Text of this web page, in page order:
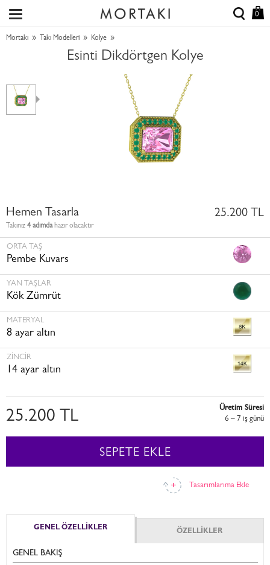
0
Mortakı » Takı Modelleri » Kolye »
Esinti Dikdörtgen Kolye
Hemen Tasarla
Takınız 4 adımdahazır olacaktır
25.200 TL
ORTA TAŞ
Pembe Kuvars
YAN TAŞLAR
Kök Zümrüt
MATERYAL
8 ayar altın
ZINCIR
14 ayar altın
Tasarımlarıma Ekle
25.200 TL
Üretim Süresi
6 – 7 i̇ş günü
SEPETE EKLE
GENEL ÖZELLİKLER ÖZELLİKLER
GENEL BAKIŞ